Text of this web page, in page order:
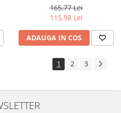
ml
165,77 Lei
115,98 Lei
ADAUGA IN COS
1 2 3